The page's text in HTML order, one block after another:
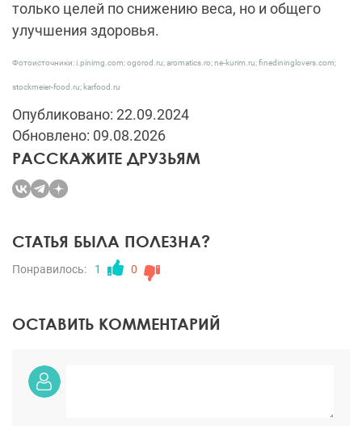
только целей по снижению веса, но и общего
улучшения здоровья.
Фотоисточники: i.pinimg.com; ogorod.ru; aromatics.ro; ne-kurim.ru; finedininglovers.com;
stockmeier-food.ru; karfood.ru
Опубликовано: 22.09.2024
Обновлено: 09.08.2026
РАССКАЖИТЕ ДРУЗЬЯМ
СТАТЬЯ БЫЛА ПОЛЕЗНА?
Понравилось: 1 0
ОСТАВИТЬ КОММЕНТАРИЙ